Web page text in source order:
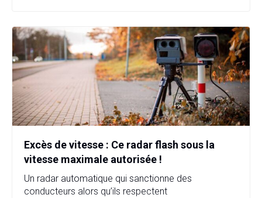
Excès de vitesse : Ce radar flash sous la
vitesse maximale autorisée !
Un radar automatique qui sanctionne des
conducteurs alors qu’ils respectent